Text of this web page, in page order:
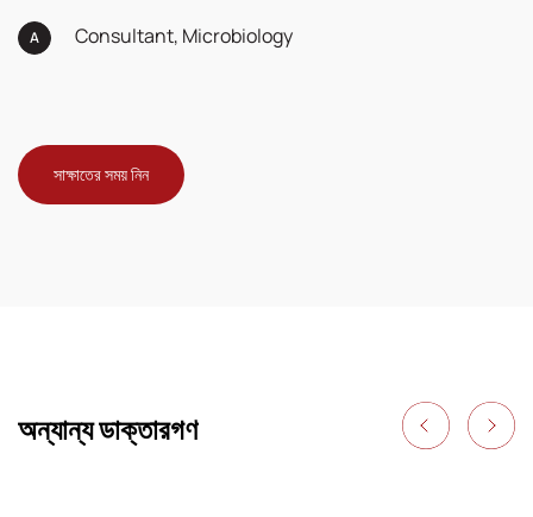
Consultant, Microbiology
সাক্ষাতের সময় নিন
অন্যান্য ডাক্তারগণ